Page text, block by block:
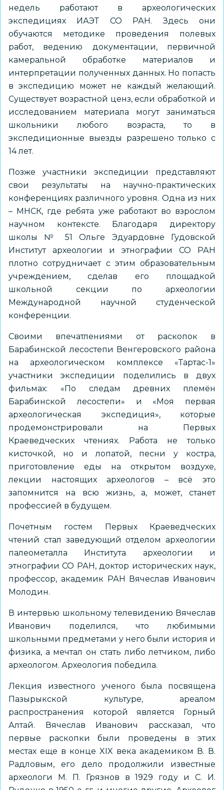
недель работают в археологических
экспедициях ИАЭТ СО РАН. Здесь они
обучаются методике проведения полевых
работ, ведению документации, первичной
камеральной обработке материалов и
интерпретации полученных данных. Но попасть
в экспедицию может не каждый желающий.
Существует возрастной ценз, если обработкой и
исследованием материала могут заниматься
школьники любого возраста, то в
экспедиционные выезды разрешено только с
14 лет.
Позже участники экспедиции представляют
свои результаты на научно-практических
конференциях различного уровня. Одна из них
– МНСК, где ребята уже работают во взрослом
научном контексте. Благодаря директору
школы № 51 Ольге Эдуардовне Гудовской
Институт археологии и этнографии СО РАН
плотно сотрудничает с этим образовательным
учреждением, сделав его площадкой
школьной секции по археологии
Международной научной студенческой
конференции.
Своими впечатлениями от раскопок в
Барабинской лесостепи Венгеровского района
на археологическом комплексе «Тартас-1»
участники экспедиции поделились в двух
фильмах: «По следам древних племён
Барабинской лесостепи» и «Моя первая
археологическая экспедиция», которые
продемонстрировали на Первых
Краеведческих чтениях. Работа не только
кисточкой, но и лопатой, песни у костра,
приготовление еды на открытом воздухе,
лекции настоящих археологов – всё это
запомнится на всю жизнь, а, может, станет
профессией в будущем.
Почетным гостем Первых Краеведческих
чтений стал заведующий отделом археологии
палеометалла Института археологии и
этнографии СО РАН, доктор исторических наук,
профессор, академик РАН Вячеслав Иванович
Молодин.
В интервью школьному телевидению Вячеслав
Иванович поделился, что любимыми
школьными предметами у него были история и
физика, а мечтал он стать либо летчиком, либо
археологом. Археология победила.
Лекция известного ученого была посвящена
Пазырыкской культуре, ареалом
распространения которой является Горный
Алтай. Вячеслав Иванович рассказал, что
первые раскопки были проведены в этих
местах еще в конце XIX века академиком В. В.
Радловым, его дело продолжили известные
археологи М. П. Грязнов в 1929 году и С. И.